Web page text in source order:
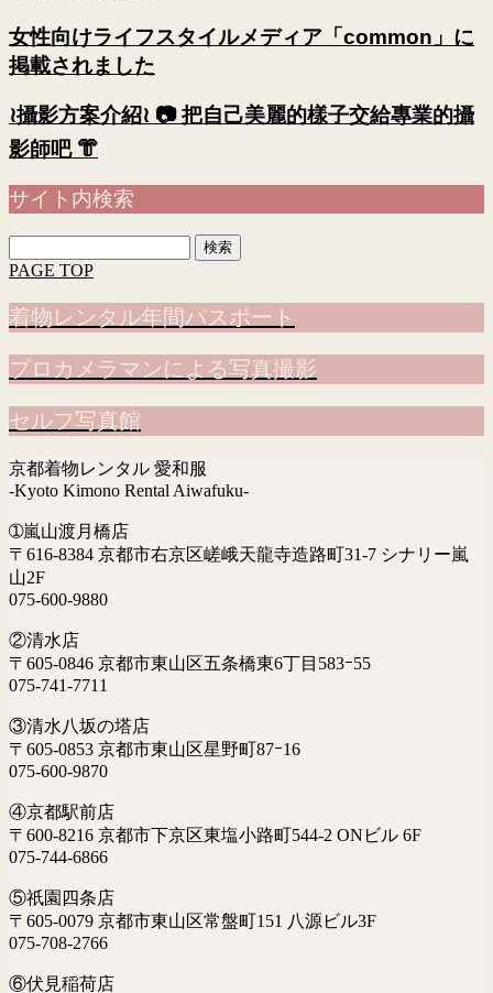
女性向けライフスタイルメディア「common」に
掲載されました
≀攝影方案介紹≀ 📷 把自己美麗的樣子交給專業的攝
影師吧 👘
サイト内検索
索:
PAGE TOP
着物レンタル年間パスポート
プロカメラマンによる写真撮影
セルフ写真館
京都着物レンタル 愛和服
-Kyoto Kimono Rental Aiwafuku-
➀嵐山渡月橋店
〒616-8384 京都市右京区嵯峨天龍寺造路町31-7 シナリー嵐
山2F
075-600-9880
②清水店
〒605-0846 京都市東山区五条橋東6丁目583ｰ55
075-741-7711
③清水八坂の塔店
〒605-0853 京都市東山区星野町87ｰ16
075-600-9870
④京都駅前店
〒600-8216 京都市下京区東塩小路町544-2 ONビル 6F
075-744-6866
⑤祇園四条店
〒605-0079 京都市東山区常盤町151 八源ビル3F
075-708-2766
⑥伏見稲荷店